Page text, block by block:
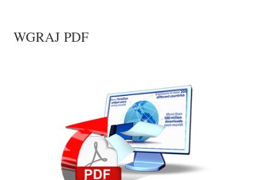
WGRAJ PDF